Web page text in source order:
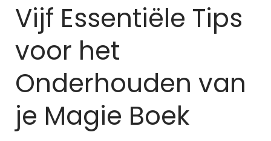
Vijf Essentiële Tips
voor het
Onderhouden van
je Magie Boek